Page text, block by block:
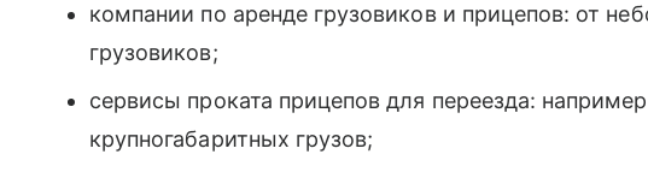
компании по аренде грузовиков и прицепов: от
грузовиков;
сервисы проката прицепов для переезда:
крупногабаритных грузов;